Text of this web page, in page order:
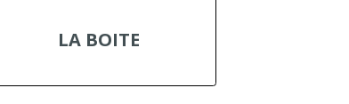
LA BOITE